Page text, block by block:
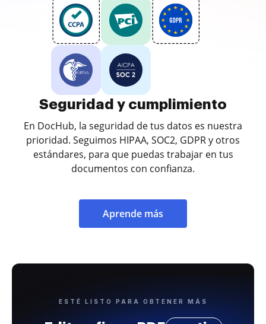
Seguridad y cumplimiento
En DocHub, la seguridad de tus datos es nuestra
prioridad. Seguimos HIPAA, SOC2, GDPR y otros
estándares, para que puedas trabajar en tus
documentos con confianza.
Aprende más
ESTÉ LISTO PARA OBTENER MÁS